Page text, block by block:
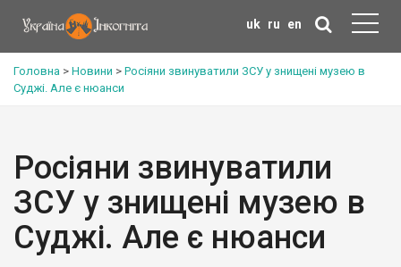
uk ru en
Головна > Новини > Росіяни звинуватили ЗСУ у знищені музею в
Суджі. Але є нюанси
Росіяни звинуватили
ЗСУ у знищені музею в
Суджі. Але є нюанси